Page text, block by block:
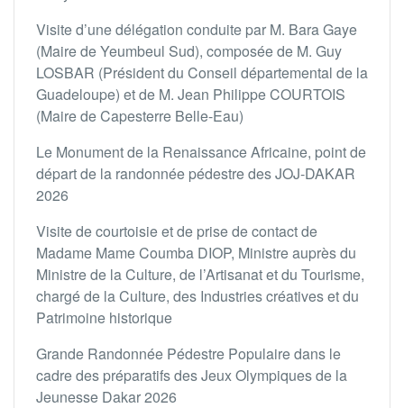
Visite d’une délégation conduite par M. Bara Gaye
(Maire de Yeumbeul Sud), composée de M. Guy
LOSBAR (Président du Conseil départemental de la
Guadeloupe) et de M. Jean Philippe COURTOIS
(Maire de Capesterre Belle-Eau)
Le Monument de la Renaissance Africaine, point de
départ de la randonnée pédestre des JOJ-DAKAR
2026
Visite de courtoisie et de prise de contact de
Madame Mame Coumba DIOP, Ministre auprès du
Ministre de la Culture, de l’Artisanat et du Tourisme,
chargé de la Culture, des Industries créatives et du
Patrimoine historique
Grande Randonnée Pédestre Populaire dans le
cadre des préparatifs des Jeux Olympiques de la
Jeunesse Dakar 2026